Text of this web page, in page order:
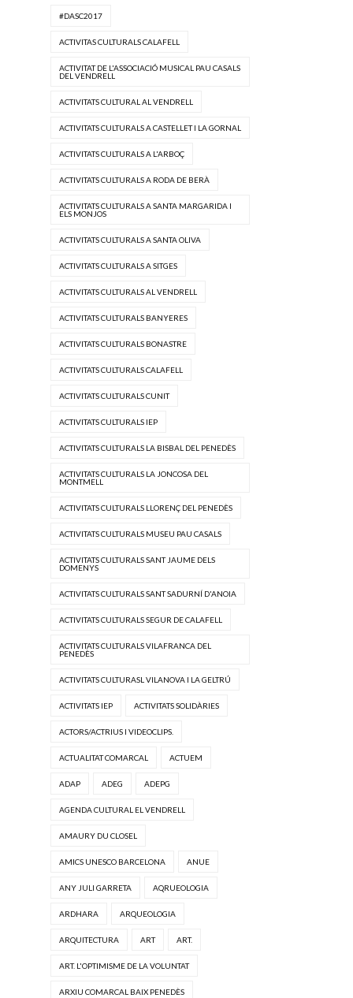
#DASC2017
ACTIVITAS CULTURALS CALAFELL
ACTIVITAT DE L'ASSOCIACIÓ MUSICAL PAU CASALS
DEL VENDRELL
ACTIVITATS CULTURAL AL VENDRELL
ACTIVITATS CULTURALS A CASTELLET I LA GORNAL
ACTIVITATS CULTURALS A L'ARBOÇ
ACTIVITATS CULTURALS A RODA DE BERÀ
ACTIVITATS CULTURALS A SANTA MARGARIDA I
ELS MONJOS
ACTIVITATS CULTURALS A SANTA OLIVA
ACTIVITATS CULTURALS A SITGES
ACTIVITATS CULTURALS AL VENDRELL
ACTIVITATS CULTURALS BANYERES
ACTIVITATS CULTURALS BONASTRE
ACTIVITATS CULTURALS CALAFELL
ACTIVITATS CULTURALS CUNIT
ACTIVITATS CULTURALS IEP
ACTIVITATS CULTURALS LA BISBAL DEL PENEDÈS
ACTIVITATS CULTURALS LA JONCOSA DEL
MONTMELL
ACTIVITATS CULTURALS LLORENÇ DEL PENEDÈS
ACTIVITATS CULTURALS MUSEU PAU CASALS
ACTIVITATS CULTURALS SANT JAUME DELS
DOMENYS
ACTIVITATS CULTURALS SANT SADURNÍ D'ANOIA
ACTIVITATS CULTURALS SEGUR DE CALAFELL
ACTIVITATS CULTURALS VILAFRANCA DEL
PENEDÈS
ACTIVITATS CULTURASL VILANOVA I LA GELTRÚ
ACTIVITATS IEP ACTIVITATS SOLIDÀRIES
ACTORS/ACTRIUS I VIDEOCLIPS.
ACTUALITAT COMARCAL ACTUEM
ADAP ADEG ADEPG
AGENDA CULTURAL EL VENDRELL
AMAURY DU CLOSEL
AMICS UNESCO BARCELONA ANUE
ANY JULI GARRETA AQRUEOLOGIA
ARDHARA ARQUEOLOGIA
ARQUITECTURA ART ART.
ART. L'OPTIMISME DE LA VOLUNTAT
ARXIU COMARCAL BAIX PENEDÈS